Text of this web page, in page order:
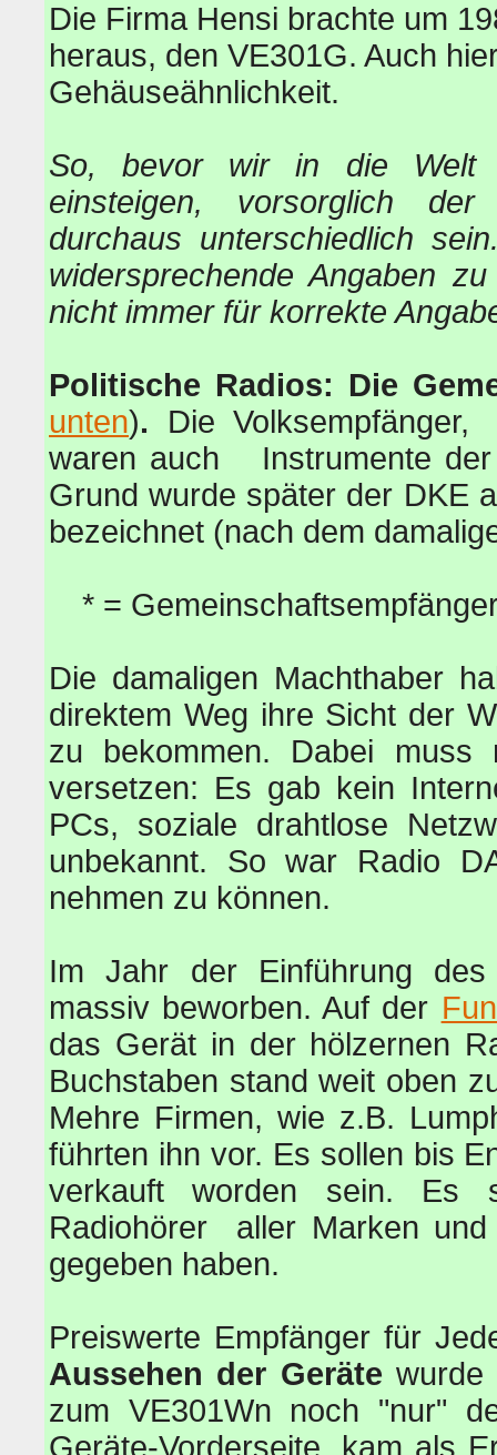
Die Firma Hensi brachte um
heraus, den VE301G. Auch
Gehäuseähnlichkeit.
So, bevor wir in die Welt
einsteigen, vorsorglich der
durchaus unterschiedlich
widersprechende Angaben
nicht immer für korrekte
Politische Radios: Die
unten). Die
waren auch Instrumente der
Grund wurde später der DKE
bezeichnet (nach dem
* =
Die damaligen Machthaber
direktem Weg ihre Sicht der
zu bekommen. Dabei
versetzen: Es gab kein
PCs, soziale drahtlose
unbekannt. So war Radio
nehmen zu können.
Im Jahr der Einführung
massiv beworben. Auf der
das Gerät in der hölzernen
Buchstaben stand weit oben
Mehre Firmen, wie z.B.
führten ihn vor. Es sollen bis
verkauft worden sein. Es
Radiohörer aller Marken
gegeben haben.
Preiswerte Empfänger für
Aussehen der Geräte wurde
zum VE301Wn noch "nur"
Geräte-Vorderseite, kam als